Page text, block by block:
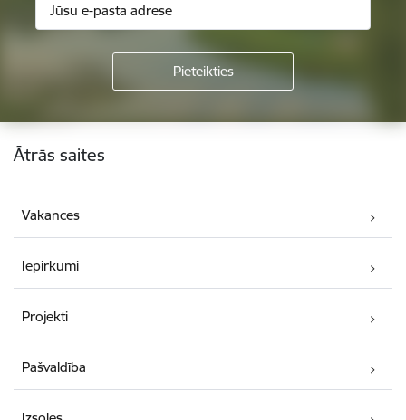
Kājene
Ātrās saites
Vakances
Iepirkumi
Projekti
Pašvaldība